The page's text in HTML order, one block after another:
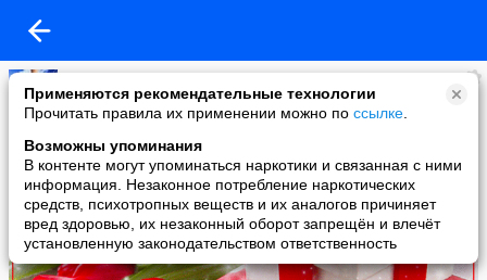
Применяются рекомендательные технологии
Прочитать правила их применении можно по ссылке
Возможны упоминания
В контенте могут упоминаться наркотики и связанная с ними
информация. Незаконное потребление наркотических
средств, психотропных веществ и их аналогов причиняет
вред здоровью, их незаконный оборот запрещён и влечёт
установленную законодательством ответственность
Копилочка: все самое интересное,полезное, красивое!!!
added a photo
07 Jun в 12:01